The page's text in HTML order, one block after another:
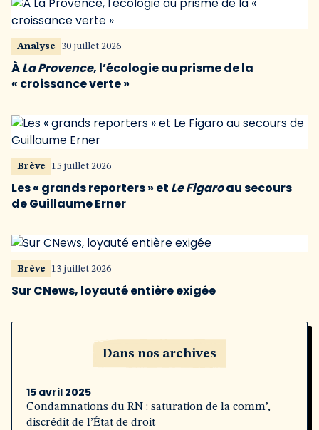
Analyse 30 juillet 2026
ÀLa Provence, l’écologie au prisme de la
« croissance verte »
Brève 15 juillet 2026
Les « grands reporters » et Le Figaroau secours
de Guillaume Erner
Brève 13 juillet 2026
Sur CNews, loyauté entière exigée
Dans nos archives
15 avril 2025
Condamnations du RN : saturation de la comm’,
discrédit de l’État de droit